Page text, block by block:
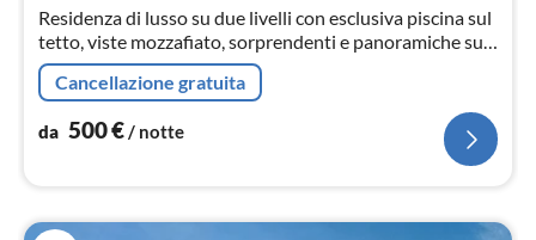
Residenza di lusso su due livelli con esclusiva piscina sul
tetto, viste mozzafiato, sorprendenti e panoramiche sul
mare
Cancellazione gratuita
da 500€/ notte